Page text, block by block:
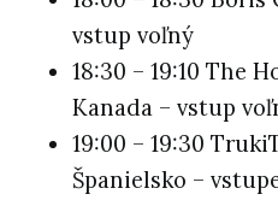
vstup voľný
18:30 – 19:10 The
Kanada – vstup
19:00 – 19:30
Španielsko –